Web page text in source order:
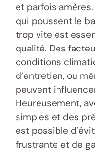
et parfois
qui poussent le
trop vite est
qualité. Des
conditions
d’entretien, ou
peuvent
Heureusement,
simples et des
est possible
frustrante et de